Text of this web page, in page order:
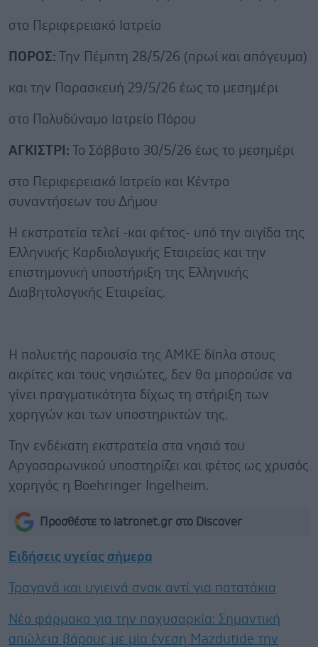
στο Περιφερειακό Ιατρείο
ΠΟΡΟΣ: Την Πέμπτη 28/5/26 (πρωί και απόγευμα)
και την Παρασκευή 29/5/26 έως το μεσημέρι
στο Πολυδύναμο Ιατρείο Πόρου
ΑΓΚΙΣΤΡΙ: Το Σάββατο 30/5/26 έως το μεσημέρι
στο Περιφερειακό Ιατρείο και Κέντρο
συναντήσεων του Δήμου
Η εκστρατεία τελεί -και φέτος- υπό την αιγίδα της
Ελληνικής Καρδιολογικής Εταιρείας και την
επιστημονική υποστήριξη της Ελληνικής
Διαβητολογικής Εταιρείας.
Η πολυετής παρουσία της ΑΜΚΕ δίπλα στους
ακρίτες και τους νησιώτες, δεν θα μπορούσε να
γίνει πραγματικότητα δίχως τη στήριξη των
χορηγών και των υποστηρικτών της.
Την ενδέκατη εκστρατεία στα νησιά του
Αργοσαρωνικού υποστηρίζει και φέτος ως χρυσός
χορηγός η Boehringer Ingelheim.
Προσθέστε το iatronet.gr στο Discover
Ειδήσεις υγείας σήμερα
Τραγανά και υγιεινά σνακ αντί για πατατάκια
Νέο φάρμακο για την παχυσαρκία: Σημαντική
απώλεια βάρους με μία ένεση Mazdutide την